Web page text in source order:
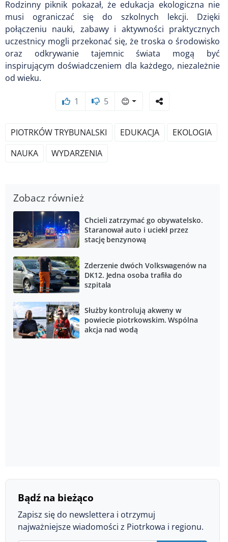
Rodzinny piknik pokazał, że edukacja ekologiczna nie
musi ograniczać się do szkolnych lekcji. Dzięki
połączeniu nauki, zabawy i aktywności praktycznych
uczestnicy mogli przekonać się, że troska o środowisko
oraz odkrywanie tajemnic świata mogą być
inspirującym doświadczeniem dla każdego, niezależnie
od wieku.
1 5 😊
PIOTRKÓW TRYBUNALSKI EDUKACJA
EKOLOGIA
NAUKA
WYDARZENIA
Zobacz również
Chcieli zatrzymać go obywatelsko.
Staranował auto i uciekł przez
stację benzynową
Zderzenie dwóch Volkswagenów na
DK12. Jedna osoba trafiła do
szpitala
Służby kontrolują akweny w
powiecie piotrkowskim. Wspólna
akcja nad wodą
Bądź na bieżąco
Zapisz się do newslettera i otrzymuj
najważniejsze wiadomości z Piotrkowa i regionu.